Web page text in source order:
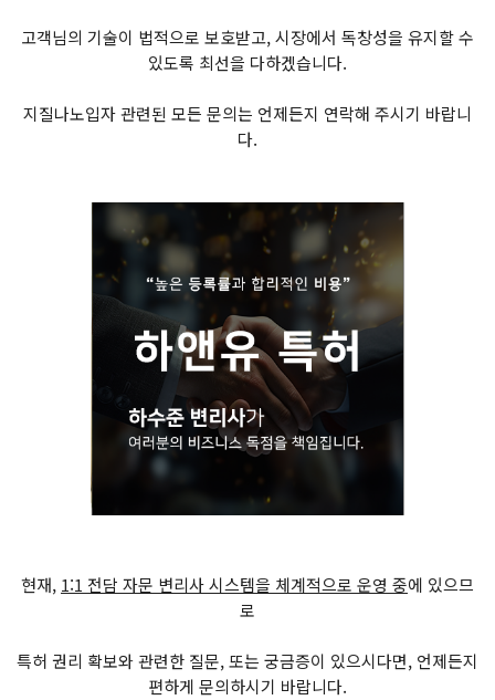
고객님의 기술이 법적으로 보호받고, 시장에서 독창성을 유지할 수
있도록 최선을 다하겠습니다.
지질나노입자 관련된 모든 문의는 언제든지 연락해 주시기 바랍니
다.
현재, 1:1 전담 자문 변리사 시스템을 체계적으로 운영 중에 있으므
로
특허 권리 확보와 관련한 질문, 또는 궁금증이 있으시다면, 언제든지
편하게 문의하시기 바랍니다.